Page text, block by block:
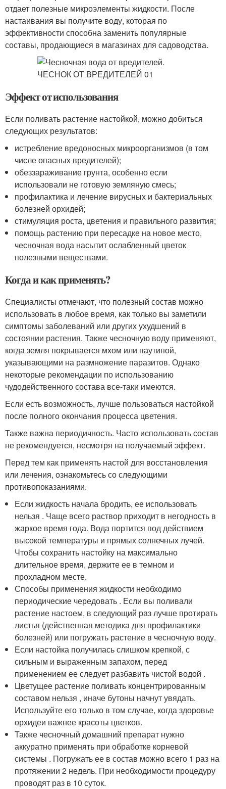
отдает полезные микроэлементы жидкости. После
настаивания вы получите воду, которая по
эффективности способна заменить популярные
составы, продающиеся в магазинах для садоводства.
Эффект от использования
Если поливать растение настойкой, можно добиться
следующих результатов:
истребление вредоносных микроорганизмов (в том
числе опасных вредителей);
обеззараживание грунта, особенно если
использовали не готовую земляную смесь;
профилактика и лечение вирусных и бактериальных
болезней орхидей;
стимуляция роста, цветения и правильного развития;
помощь растению при пересадке на новое место,
чесночная вода насытит ослабленный цветок
полезными веществами.
Когда и как применять?
Специалисты отмечают, что полезный состав можно
использовать в любое время, как только вы заметили
симптомы заболеваний или других ухудшений в
состоянии растения. Также чесночную воду применяют,
когда земля покрывается мхом или паутиной,
указывающими на размножение паразитов. Однако
некоторые рекомендации по использованию
чудодейственного состава все-таки имеются.
Если есть возможность, лучше пользоваться настойкой
после полного окончания процесса цветения.
Также важна периодичность. Часто использовать состав
не рекомендуется, несмотря на получаемый эффект.
Перед тем как применять настой для восстановления
или лечения, ознакомьтесь со следующими
противопоказаниями.
Если жидкость начала бродить, ее использовать
нельзя . Чаще всего раствор приходит в негодность в
жаркое время года. Вода портится под действием
высокой температуры и прямых солнечных лучей.
Чтобы сохранить настойку на максимально
длительное время, держите ее в темном и
прохладном месте.
Способы применения жидкости необходимо
периодические чередовать . Если вы поливали
растение настоем, в следующий раз лучше протирать
листья (действенная методика для профилактики
болезней) или погружать растение в чесночную воду.
Если настойка получилась слишком крепкой, с
сильным и выраженным запахом, перед
применением ее следует разбавить чистой водой .
Цветущее растение поливать концентрированным
составом нельзя , иначе бутоны начнут увядать.
Используйте его только в том случае, когда здоровье
орхидеи важнее красоты цветков.
Также чесночный домашний препарат нужно
аккуратно применять при обработке корневой
системы . Погружать ее в состав можно всего 1 раз на
протяжении 2 недель. При необходимости процедуру
проводят раз в 10 суток.